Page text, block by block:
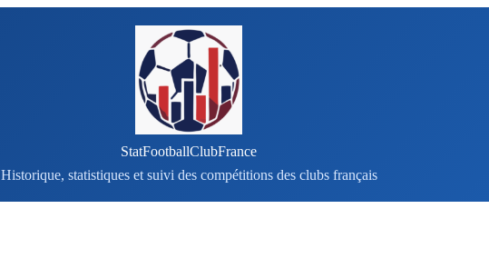
StatFootballClubFrance
Historique, statistiques et suivi des compétitions des clubs français